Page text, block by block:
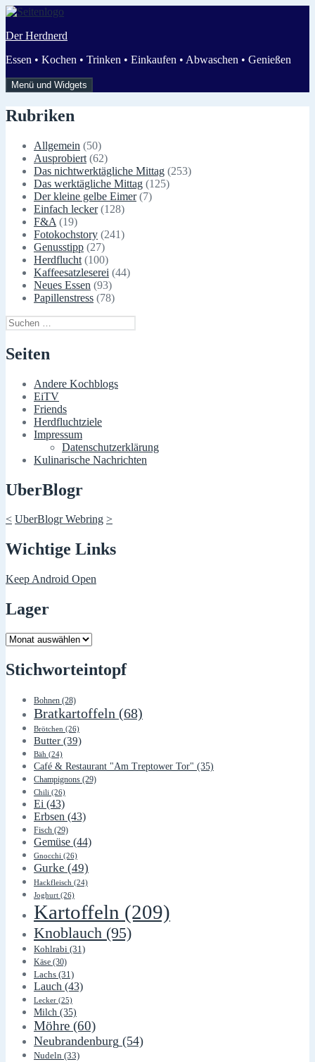
Zum
springen
Der Herdnerd
Essen • Kochen • Trinken • Einkaufen • Abwaschen • Genießen
Menü und Widgets
Rubriken
Allgemein (50)
Ausprobiert (62)
Das nichtwerktägliche Mittag (253)
Das werktägliche Mittag (125)
Der kleine gelbe Eimer(7)
Einfach lecker(128)
F&A (19)
Fotokochstory (241)
Genusstipp (27)
Herdflucht (100)
Kaffeesatzleserei (44)
Neues Essen (93)
Papillenstress (78)
Suchen
nach:
Seiten
Andere Kochblogs
EiTV
Friends
Herdfluchtziele
Impressum
Datenschutzerklärung
Kulinarische Nachrichten
UberBlogr
< UberBlogr Webring >
Wichtige Links
Keep Android Open
Lager
Lager
Stichworteintopf
Bohnen (28)
Bratkartoffeln (68)
Brötchen (26)
Butter (39)
Bäh (24)
Café & Restaurant "Am Treptower Tor" (35)
Champignons (29)
Chili (26)
Ei (43)
Erbsen (43)
Fisch (29)
Gemüse (44)
Gnocchi (26)
Gurke (49)
Hackfleisch (24)
Joghurt (26)
Kartoffeln (209)
Knoblauch (95)
Kohlrabi (31)
Käse (30)
Lachs (31)
Lauch (43)
Lecker (25)
Milch (35)
Möhre (60)
Neubrandenburg (54)
Nudeln (33)